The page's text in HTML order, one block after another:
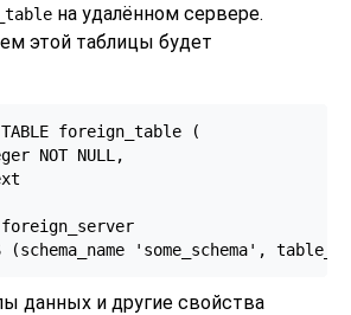
на удалённом сервере.
этой таблицы будет
TABLE foreign_table (
NOT NULL,
(schema_name 'some_schema',
данных и другие свойства